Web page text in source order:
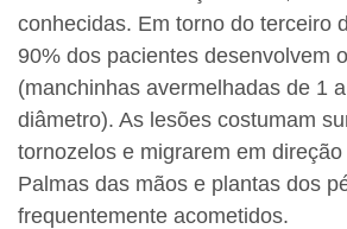
conhecidas. Em torno do terceiro
90% dos pacientes desenvolvem
(manchinhas avermelhadas de 1
diâmetro). As lesões costumam
tornozelos e migrarem em
Palmas das mãos e plantas dos
frequentemente acometidos.